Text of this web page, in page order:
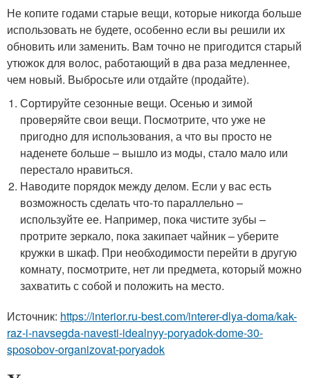
Не копите годами старые вещи, которые никогда больше
использовать не будете, особенно если вы решили их
обновить или заменить. Вам точно не пригодится старый
утюжок для волос, работающий в два раза медленнее,
чем новый. Выбросьте или отдайте (продайте).
Сортируйте сезонные вещи. Осенью и зимой
проверяйте свои вещи. Посмотрите, что уже не
пригодно для использования, а что вы просто не
наденете больше – вышло из моды, стало мало или
перестало нравиться.
Наводите порядок между делом. Если у вас есть
возможность сделать что-то параллельно –
используйте ее. Например, пока чистите зубы –
протрите зеркало, пока закипает чайник – уберите
кружки в шкаф. При необходимости перейти в другую
комнату, посмотрите, нет ли предмета, который можно
захватить с собой и положить на место.
Источник: https://interior.ru-best.com/interer-dlya-doma/kak-
raz-i-navsegda-navesti-idealnyy-poryadok-dome-30-
sposobov-organizovat-poryadok